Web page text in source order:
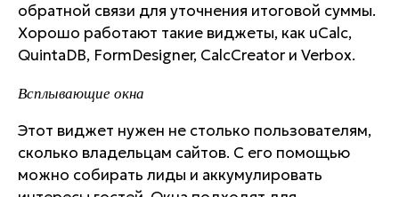
обратной связи для уточнения итоговой суммы.
Хорошо работают такие виджеты, как uCalc,
QuintaDB, FormDesigner, CalcCreator и Verbox.
Всплывающие окна
Этот виджет нужен не столько пользователям,
сколько владельцам сайтов. С его помощью
можно собирать лиды и аккумулировать